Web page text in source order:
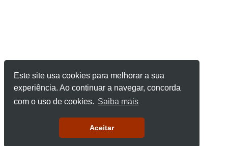
Este site usa cookies para melhorar a sua
experiência. Ao continuar a navegar, concorda
com o uso de cookies. Saiba mais
Aceitar